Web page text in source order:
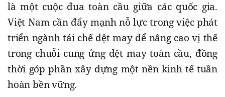
là một cuộc đua toàn cầu giữa các quốc gia.
Việt Nam cần đẩy mạnh nỗ lực trong việc phát
triển ngành tái chế dệt may để nâng cao vị thế
trong chuỗi cung ứng dệt may toàn cầu, đồng
thời góp phần xây dựng một nền kinh tế tuần
hoàn bền vững.